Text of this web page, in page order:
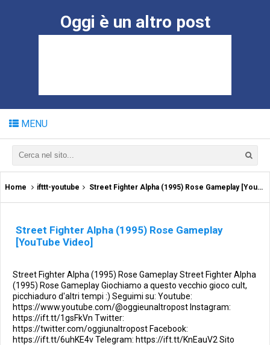
Oggi è un altro post
MENU
Home ifttt-youtube Street Fighter Alpha (1995) Rose Gameplay [YouTube Video]
Street Fighter Alpha (1995) Rose Gameplay
[YouTube Video]
Street Fighter Alpha (1995) Rose Gameplay Street Fighter Alpha
(1995) Rose Gameplay Giochiamo a questo vecchio gioco cult,
picchiaduro d'altri tempi :) Seguimi su: Youtube:
https://www.youtube.com/@oggieunaltropost Instagram:
https://ift.tt/1gsFkVn Twitter:
https://twitter.com/oggiunaltropost Facebook:
https://ift.tt/6uhKE4v Telegram: https://ift.tt/KnEauV2 Sito